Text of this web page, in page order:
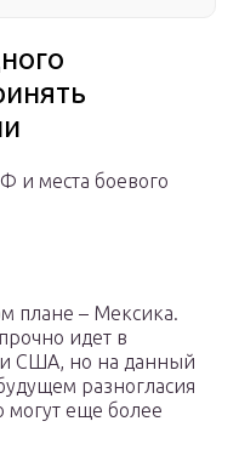
и места боевого
плане – Мексика.
идет в
США, но на данный
разногласия
еще более